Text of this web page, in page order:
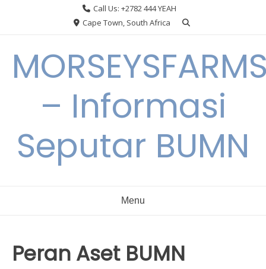
Call Us: +2782 444 YEAH
Cape Town, South Africa
– Informasi
Seputar BUMN
Menu
Peran Aset BUMN